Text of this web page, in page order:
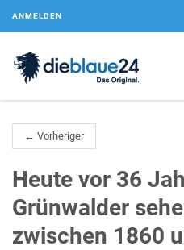
ANMELDEN
← Vorheriger
Heute vor 36
Grünwalder
zwischen 1860